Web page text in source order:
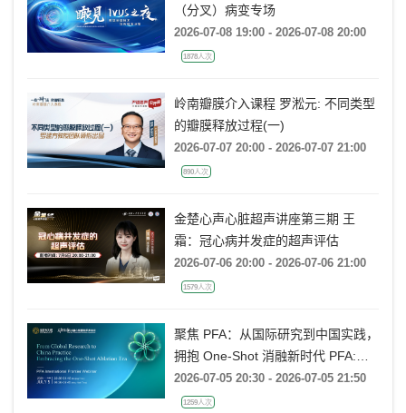
（分叉）病变专场
2026-07-08 19:00 - 2026-07-08 20:00
1878人次
岭南瓣膜介入课程 罗淞元: 不同类型
的瓣膜释放过程(一)
2026-07-07 20:00 - 2026-07-07 21:00
890人次
金楚心声心脏超声讲座第三期 王
霜：冠心病并发症的超声评估
2026-07-06 20:00 - 2026-07-06 21:00
1579人次
聚焦 PFA：从国际研究到中国实践，
拥抱 One-Shot 消融新时代 PFA:
From Global Research to China
Practice, Embracing the One-Shot
2026-07-05 20:30 - 2026-07-05 21:50
1259人次